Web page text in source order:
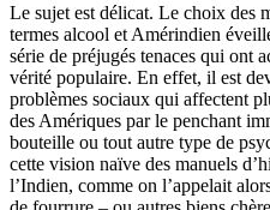
Le sujet est délicat. Le choix des
termes alcool et Amérindien
série de préjugés tenaces qui ont
vérité populaire. En effet, il est
problèmes sociaux qui affectent
des Amériques par le penchant
bouteille ou tout autre type de
cette vision naïve des manuels
l’Indien, comme on l’appelait